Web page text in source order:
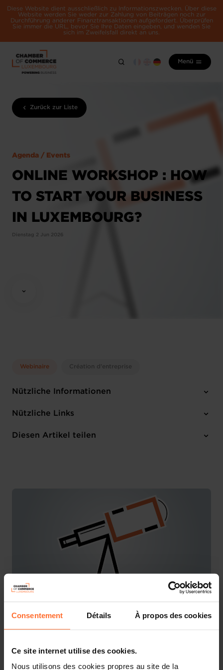
Consentement Détails À propos des cookies
Ce site internet utilise des cookies.
Nous utilisons des cookies propres au site de la
Diese Website dient ausschließlich zu Informationszwecken. Über diese
Website werden Sie weder zur Zahlung von Beiträgen noch zur
Durchführung anderer Finanztransaktionen aufgefordert. Überprüfen
Sie immer die URL, bevor Sie Ihre Daten eingeben, und wenden Sie
sich im Zweifelsfall direkt an uns.
Menü
Zurück zur Liste
Agenda / Events
ONLINE WORKSHOP : HOW
TO START YOUR BUSINESS
IN LUXEMBOURG?
Dienstag 2 Jun 2026
Webinaire Création d'entreprise
Nützliche Informationen
Dienstag 2 Jun 2026
Online Workshop
Nützliche Links
Anmelden
Diesen Artikel teilen
You are starting a business from scratch or buying an
point of contact for entrepreneurs.